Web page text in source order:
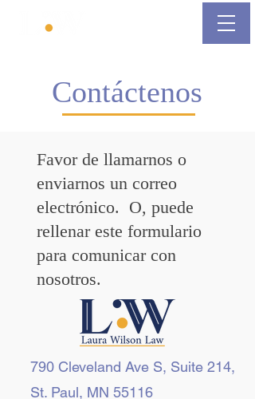
Contáctenos
Favor de llamarnos o
enviarnos un correo
electrónico. O, puede
rellenar este formulario
para comunicar con
nosotros.
790 Cleveland Ave S, Suite 214,
St. Paul, MN 55116